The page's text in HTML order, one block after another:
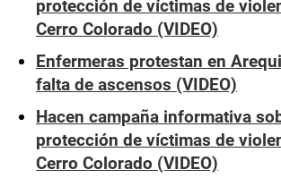
protección de víctimas de
Cerro Colorado (VIDEO)
Enfermeras protestan en
falta de ascensos (VIDEO)
Hacen campaña informativa
protección de víctimas de
Cerro Colorado (VIDEO)